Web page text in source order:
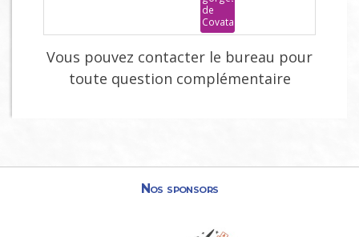
de
Covatannaz
Vous pouvez contacter le bureau pour
toute question complémentaire
Nos sponsors